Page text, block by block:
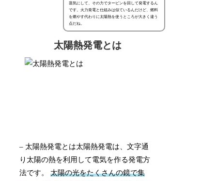
蒸気にして、その力でタービンを回して発電するん
です。火力発電と仕組みは似ているんだけど、燃料
を燃やす代わりに太陽熱を使うところが大きく違う
点だね。
太陽熱発電とは
– 太陽熱発電とは太陽熱発電は、文字通
り太陽の熱を利用して電気を作る発電方
法です。太陽の光をたくさんの鏡で集